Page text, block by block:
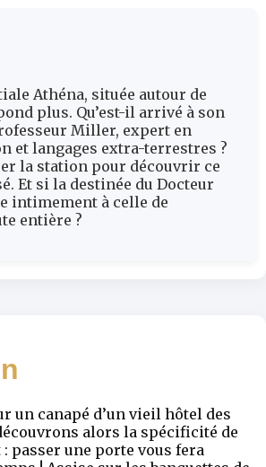
Athéna, située autour de
plus. Qu’est-il arrivé à son
Miller, expert en
et langages extra-terrestres ?
la station pour découvrir ce
Et si la destinée du Docteur
intimement à celle de
entière ?
un canapé d’un vieil hôtel des
alors la spécificité de
passer une porte vous fera